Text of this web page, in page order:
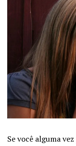
Se você alguma